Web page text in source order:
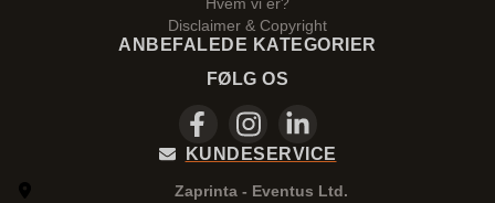
Disclaimer & Copyright
ANBEFALEDE KATEGORIER
FØLG OS
KUNDESERVICE
Zaprinta - Eventus Ltd.